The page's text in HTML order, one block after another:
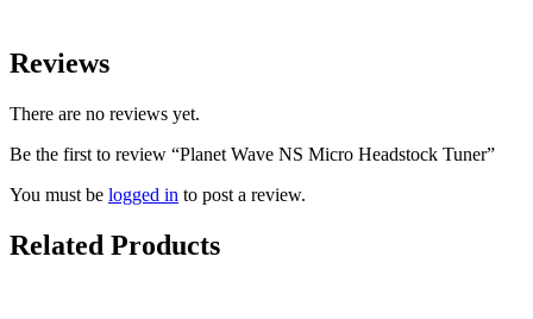
Reviews
There are no reviews yet.
Be the first to review “Planet Wave NS Micro Headstock Tuner”
You must be logged in to post a review.
Related Products